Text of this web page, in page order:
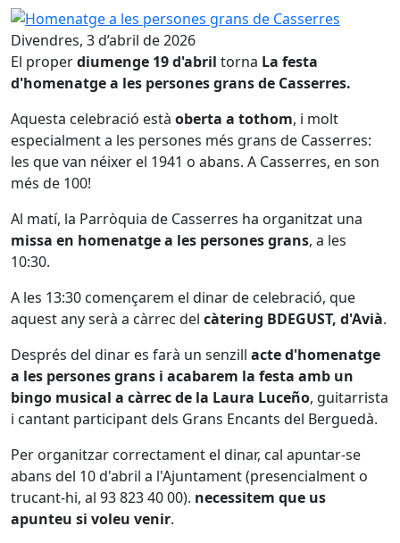
Homenatge a les persones grans de Casserres
Divendres, 3 d’abril de 2026
El properdiumenge 19 d'abril torna La festa
d'homenatge a les persones grans de Casserres.
Aquesta celebració està oberta a tothom, i molt
especialment a les persones més grans de Casserres:
les que van néixer el 1941 o abans. A Casserres, en son
més de 100!
Al matí, la Parròquia de Casserres ha organitzat una
missa en homenatge a les persones grans, a les
10:30.
A les 13:30 començarem el dinar de celebració, que
aquest any serà a càrrec del càtering BDEGUST, d'Avià.
Després del dinar es farà un senzill acte d'homenatge
a les persones grans i acabarem la festa amb un
bingo musical a càrrec de la Laura Luceño, guitarrista
i cantant participant dels Grans Encants del Berguedà.
Per organitzar correctament el dinar, cal apuntar-se
abans del 10 d'abril a l'Ajuntament (presencialment o
trucant-hi, al 93 823 40 00). necessitem que us
apunteu si voleu venir.